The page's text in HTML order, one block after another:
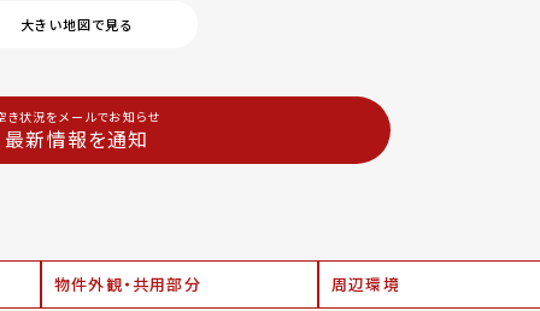
大きい地図で見る
き状況をメールでお知らせ
最新情報を通知
物件外観・共用部分 周辺環境